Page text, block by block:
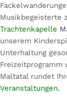
Musikbegeisterte
Trachtenkapelle
unserem
Unterhaltung
Freizeitprogramm
Maltatal rundet
Veranstaltungen.